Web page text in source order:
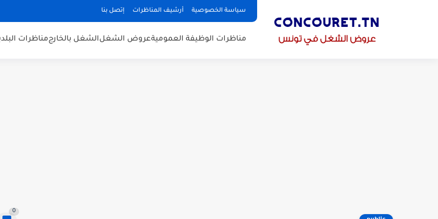
سياسة الخصوصية أرشيف المناظرات إتصل بنا
مناظرات الوظيفة العموميةعروض الشغلالشغل بالخارجمناظرات
0